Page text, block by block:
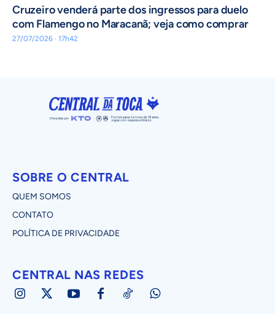
Cruzeiro venderá parte dos ingressos para duelo
com Flamengo no Maracanã; veja como comprar
27/07/2026 · 17h42
SOBRE O CENTRAL
QUEM SOMOS
CONTATO
POLÍTICA DE PRIVACIDADE
CENTRAL NAS REDES